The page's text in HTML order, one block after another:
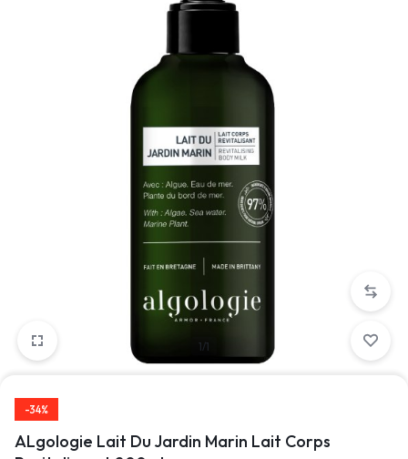
1/1
-34%
ALgologie Lait Du Jardin Marin Lait Corps